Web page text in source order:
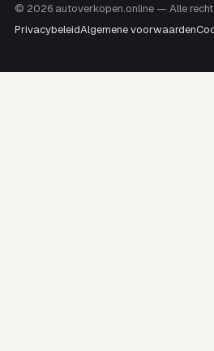
© 2026 autoverkopen.online — Alle
PrivacybeleidAlgemene voorwaarden